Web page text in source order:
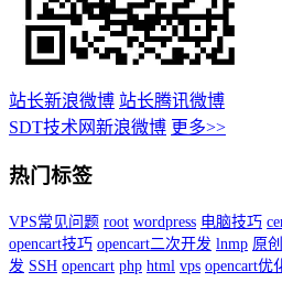
站长新浪微博 站长腾讯微博
SDT技术网新浪微博 更多>>
热门标签
VPS常见问题 root wordpress 电脑技巧
opencart技巧 opencart二次开发 lnmp 原
发 SSH opencart php html vps opencart优